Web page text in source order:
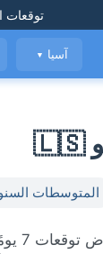
توقعات
آسيا ▼
المتوسطات